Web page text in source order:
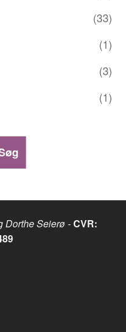
(33)
(1)
(3)
(1)
Dorthe Seierø -CVR: